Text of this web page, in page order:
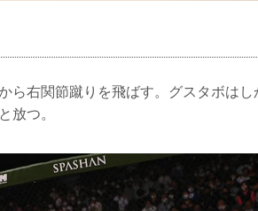
ら右関節蹴りを飛ばす。グスタボはし
放つ。